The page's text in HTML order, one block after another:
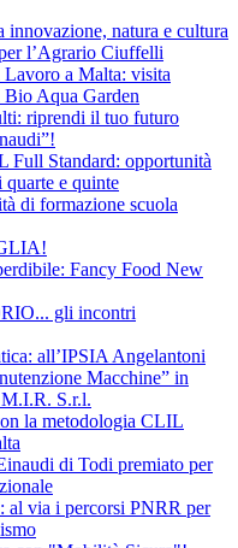
innovazione, natura e cultura
l’Agrario Ciuffelli
a Malta: visita
Bio Aqua Garden
riprendi il tuo futuro
Full Standard: opportunità
quarte e quinte
di formazione scuola
Fancy Food New
gli incontri
all’IPSIA Angelantoni
Macchine” in
S.r.l.
la metodologia CLIL
di Todi premiato per
al via i percorsi PNRR per